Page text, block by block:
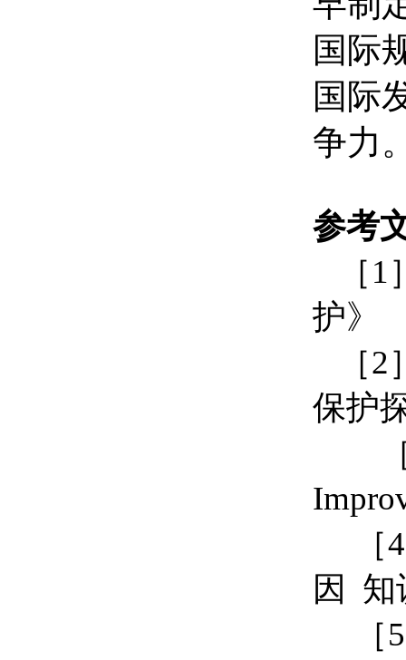
国际
国际
争力
参考
［
护》
［
保护
［3
［4
因 知
［5